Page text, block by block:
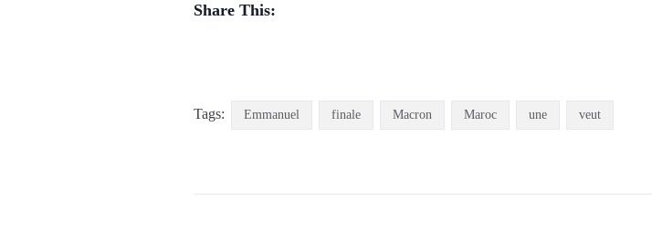
Share This:
Tags: Emmanuel finale Macron Maroc une veut